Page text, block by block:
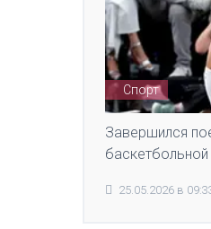
Спорт
Завершился
25.05.2026 в